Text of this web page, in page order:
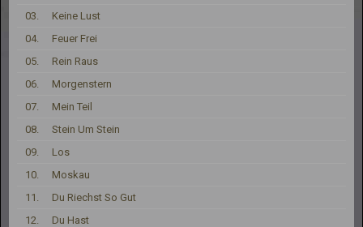
03.
Keine Lust
04.
Feuer Frei
05.
Rein Raus
06.
Morgenstern
07.
Mein Teil
08.
Stein Um Stein
09.
Los
10.
Moskau
11.
Du Riechst So Gut
12.
Du Hast